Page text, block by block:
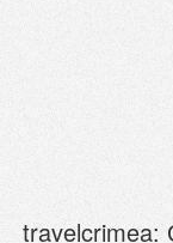
travelcrimea: